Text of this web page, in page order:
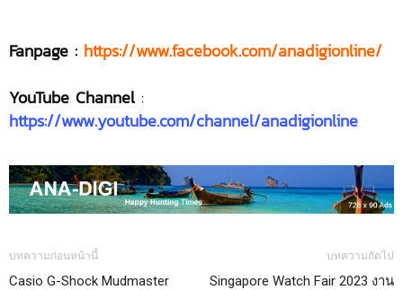
Fanpage : https://www.facebook.com/anadigionline/
YouTube Channel :
https://www.youtube.com/channel/anadigionline
บทความก่อนหน้านี้
Casio G-Shock Mudmaster
บทความถัดไป
Singapore Watch Fair 2023 งาน